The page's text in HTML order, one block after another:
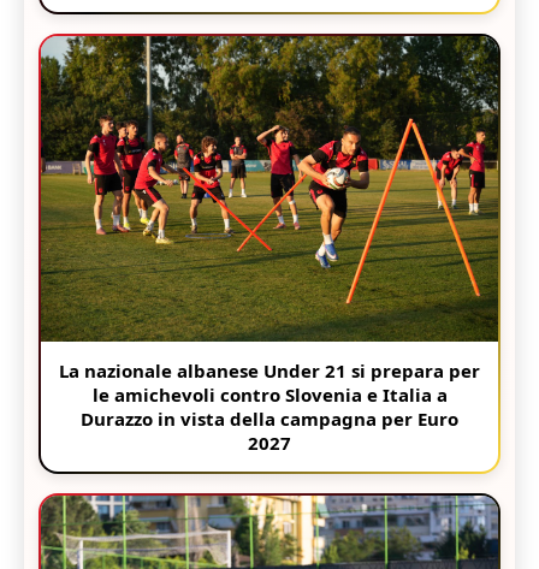
La nazionale albanese Under 21 si prepara per
le amichevoli contro Slovenia e Italia a
Durazzo in vista della campagna per Euro
2027